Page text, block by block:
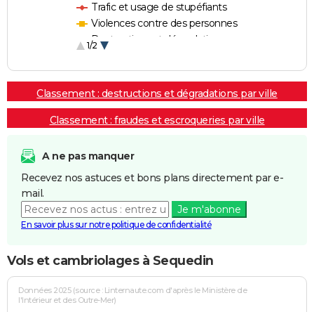
Trafic et usage de stupéfiants
Violences contre des personnes
Destructions et dégradations
1/2
Classement : destructions et dégradations par ville
Classement : fraudes et escroqueries par ville
A ne pas manquer
Recevez nos astuces et bons plans directement par e-
mail.
Je m'abonne
En savoir plus sur notre politique de confidentialité
Vols et cambriolages à Sequedin
Données 2025 (source : Linternaute.com d'après le Ministère de
l'Intérieur et des Outre-Mer)